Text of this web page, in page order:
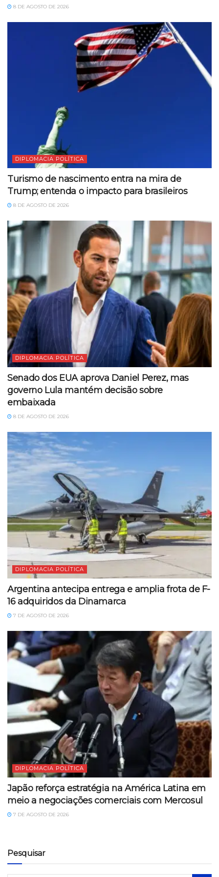
8 DE AGOSTO DE 2026
DIPLOMACIA POLÍTICA
Turismo de nascimento entra na mira de
Trump; entenda o impacto para brasileiros
8 DE AGOSTO DE 2026
DIPLOMACIA POLÍTICA
Senado dos EUA aprova Daniel Perez, mas
governo Lula mantém decisão sobre
embaixada
8 DE AGOSTO DE 2026
DIPLOMACIA POLÍTICA
Argentina antecipa entrega e amplia frota de F-
16 adquiridos da Dinamarca
7 DE AGOSTO DE 2026
DIPLOMACIA POLÍTICA
Japão reforça estratégia na América Latina em
meio a negociações comerciais com Mercosul
7 DE AGOSTO DE 2026
Pesquisar